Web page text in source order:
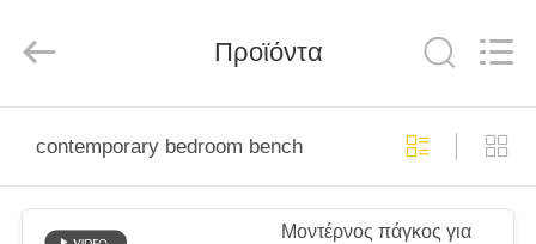
ΠΡΟΪΌΝΤΑ
Rights
Προϊόντα
contemporary bedroom bench
Μοντέρνος πάγκος για